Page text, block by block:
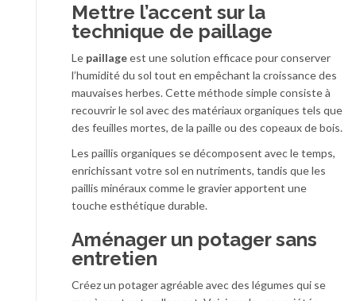
Mettre l’accent sur la
technique de paillage
Le paillageest une solution efficace pour conserver
l’humidité du sol tout en empêchant la croissance des
mauvaises herbes. Cette méthode simple consiste à
recouvrir le sol avec des matériaux organiques tels que
des feuilles mortes, de la paille ou des copeaux de bois.
Les paillis organiques se décomposent avec le temps,
enrichissant votre sol en nutriments, tandis que les
paillis minéraux comme le gravier apportent une
touche esthétique durable.
Aménager un potager sans
entretien
Créez un potager agréable avec des légumes qui se